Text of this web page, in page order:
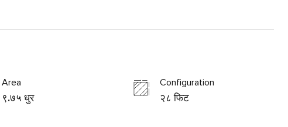
Area
९.७५ धुर
Configuration
२८ फिट